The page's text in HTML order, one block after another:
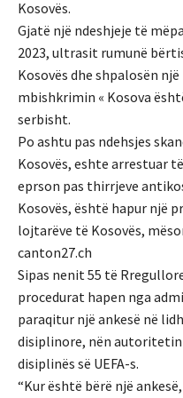
Kosovës.
Gjatë një ndeshjeje të
2023, ultrasit rumunë
Kosovës dhe shpalosën
mbishkrimin « Kosova
serbisht.
Po ashtu pas ndehsjes
Kosovës, eshte arrestuar
eprson pas thirrjeve
Kosovës, është hapur një
lojtarëve të Kosovës,
canton27.ch
Sipas nenit 55 të
procedurat hapen nga
paraqitur një ankesë në
disiplinore, nën
disiplinës së UEFA-s.
“Kur është bërë një